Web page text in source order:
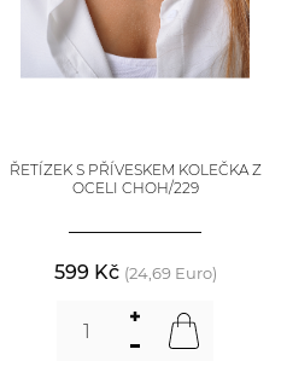
ŘETÍZEK S PŘÍVESKEM KOLEČKA Z
OCELI CHOH/229
599 Kč (24,69 Euro)